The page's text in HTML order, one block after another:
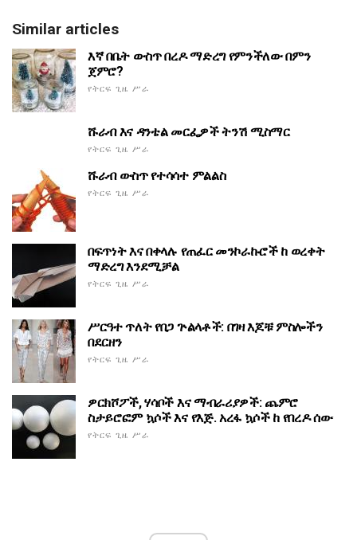
Similar articles
እኛ በቤት ውስጥ በረዶ ማድረግ የምንችለው በምን
ጀምሮ?
የትርፍ ጊዜ ሥራ
ሹራብ እና ዳንቴል መርፌዎች ትንሽ ሚስማር
የትርፍ ጊዜ ሥራ
ሹራብ ውስጥ የተሳሳተ ምልልስ
የትርፍ ጊዜ ሥራ
በፍጥነት እና በቀላሉ የጠፈር መንኮራኩሮች ከ ወረቀት
ማድረግ እንደሚቻል
የትርፍ ጊዜ ሥራ
ሥርዓተ ጥለት የበጋ ጕልላቶች: በገዛ እጆቹ ምስሎችን
በደርዘን
የትርፍ ጊዜ ሥራ
ዎርክሾፖች, ሃሳቦች እና ማብራሪያዎች: ጨምሮ
ስታይሮፎም ኳሶች እና የእጅ. አረፋ ኳሶች ከ የበረዶ ሰው
የትርፍ ጊዜ ሥራ